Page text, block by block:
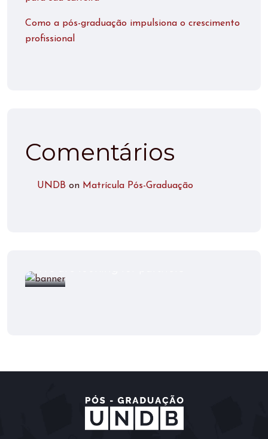
Como a pós-graduação impulsiona o crescimento
profissional
Comentários
UNDB on Matrícula Pós-Graduação